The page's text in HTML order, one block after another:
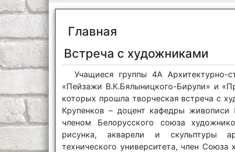
Главная
Встреча с художниками
Учащиеся группы 4А Архитектурно-
«Пейзажи В.К.Бялыницкого-Бирули» и
которых прошла творческая встреча с
Крупенков – доцент кафедры живописи
членом Белорусского союза
рисунка, акварели и скульптуры
технического университета, член